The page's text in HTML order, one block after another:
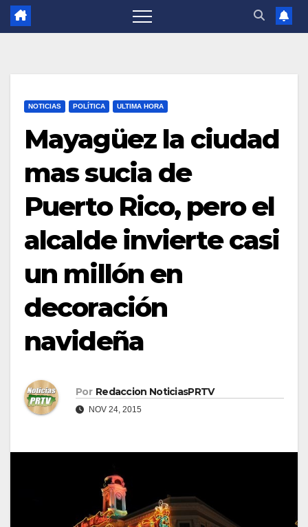
NOTICIAS POLÍTICA ULTIMA HORA
Mayagüez la ciudad
mas sucia de
Puerto Rico, pero el
alcalde invierte casi
un millón en
decoración
navideña
Por Redaccion NoticiasPRTV
NOV 24, 2015